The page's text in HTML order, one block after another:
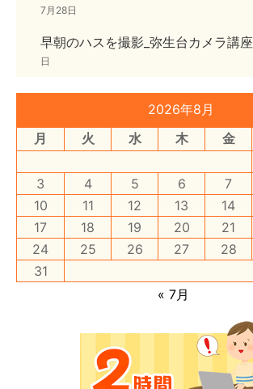
7月28日
早朝のハスを撮影_弥生台カメラ講座
日
2026年8月
月
火 水 木 金
3
4 5 6 7
10
11 12 13 14
17
18 19 20 21
24
25 26 27 28
31
« 7月